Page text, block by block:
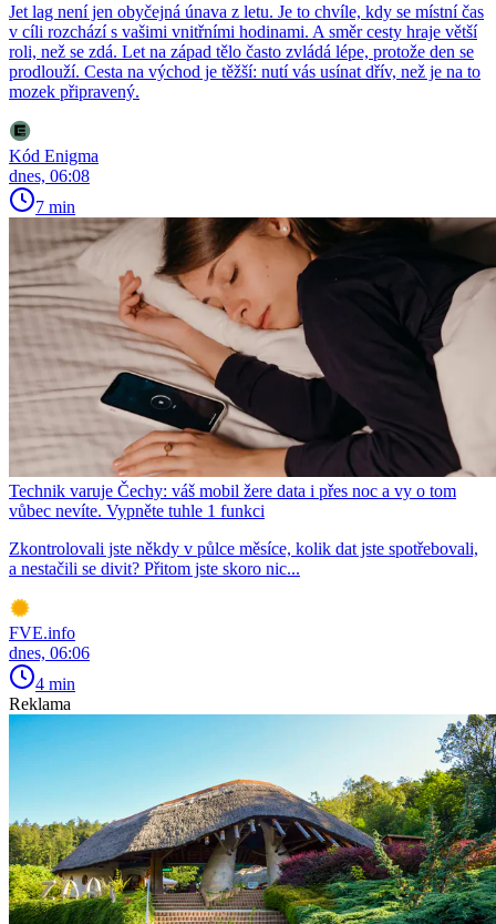
Jet lag není jen obyčejná únava z letu. Je to chvíle, kdy se místní čas
v cíli rozchází s vašimi vnitřními hodinami. A směr cesty hraje větší
roli, než se zdá. Let na západ tělo často zvládá lépe, protože den se
prodlouží. Cesta na východ je těžší: nutí vás usínat dřív, než je na to
mozek připravený.
Kód Enigma
dnes, 06:08
7 min
Technik varuje Čechy: váš mobil žere data i přes noc a vy o tom
vůbec nevíte. Vypněte tuhle 1 funkci
Zkontrolovali jste někdy v půlce měsíce, kolik dat jste spotřebovali,
a nestačili se divit? Přitom jste skoro nic...
FVE.info
dnes, 06:06
4 min
Reklama